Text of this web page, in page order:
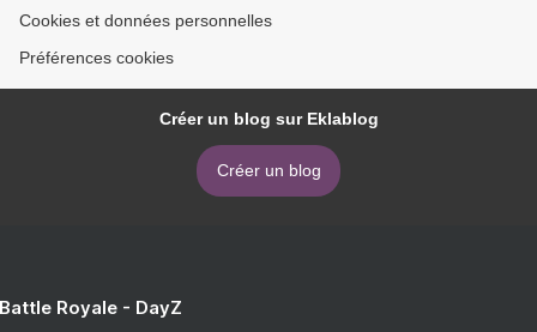
Cookies et données personnelles
Préférences cookies
Créer un blog sur Eklablog
Créer un blog
Royale - DayZ